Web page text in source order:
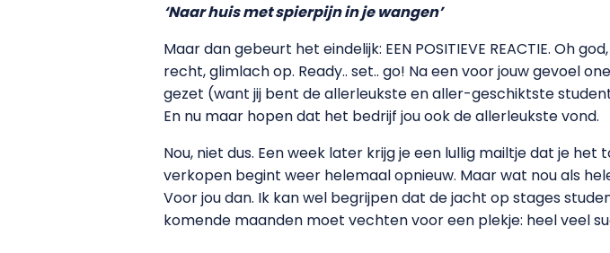
‘Naar huis met spierpijn in je wangen’
Maar dan gebeurt het eindelijk: EEN POSITIEVE REACTIE. Oh
recht, glimlach op. Ready.. set.. go! Na een voor jouw gevoel
gezet (want jij bent de allerleukste en aller-geschiktste
En nu maar hopen dat het bedrijf jou ook de allerleukste vond.
Nou, niet dus. Een week later krijg je een lullig mailtje dat je
verkopen begint weer helemaal opnieuw. Maar wat nou als
Voor jou dan. Ik kan wel begrijpen dat de jacht op stages
komende maanden moet vechten voor een plekje: heel veel